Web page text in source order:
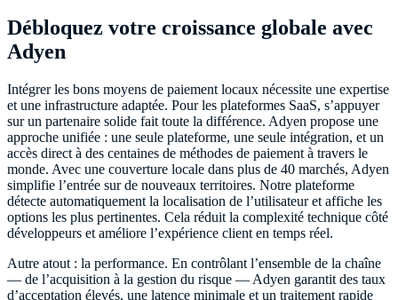
Débloquez votre croissance globale avec
Adyen
Intégrer les bons moyens de paiement locaux nécessite une expertise
et une infrastructure adaptée. Pour les plateformes SaaS, s’appuyer
sur un partenaire solide fait toute la différence. Adyen propose une
approche unifiée : une seule plateforme, une seule intégration, et un
accès direct à des centaines de méthodes de paiement à travers le
monde. Avec une couverture locale dans plus de 40 marchés, Adyen
simplifie l’entrée sur de nouveaux territoires. Notre plateforme
détecte automatiquement la localisation de l’utilisateur et affiche les
options les plus pertinentes. Cela réduit la complexité technique côté
développeurs et améliore l’expérience client en temps réel.
Autre atout : la performance. En contrôlant l’ensemble de la chaîne
— de l’acquisition à la gestion du risque — Adyen garantit des taux
d’acceptation élevés, une latence minimale et un traitement rapide